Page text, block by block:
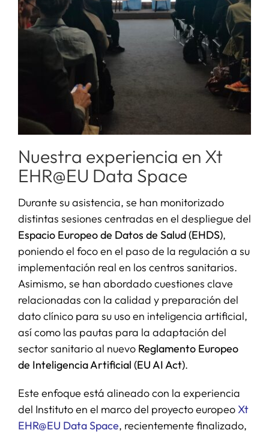
Nuestra experiencia en Xt
EHR@EU Data Space
Durante su asistencia, se han monitorizado
distintas sesiones centradas en el despliegue del
Espacio Europeo de Datos de Salud (EHDS),
poniendo el foco en el paso de la regulación a su
implementación real en los centros sanitarios.
Asimismo, se han abordado cuestiones clave
relacionadas con la calidad y preparación del
dato clínico para su uso en inteligencia artificial,
así como las pautas para la adaptación del
sector sanitario al nuevo Reglamento Europeo
de Inteligencia Artificial (EU AI Act).
Este enfoque está alineado con la experiencia
del Instituto en el marco del proyecto europeoXt
EHR@EU Data Space, recientemente finalizado,